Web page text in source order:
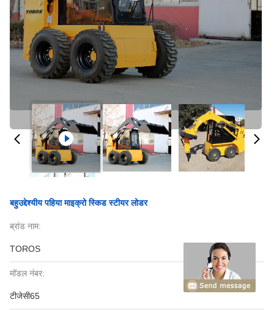
बहुउद्देश्यीय पहिया माइक्रो स्किड स्टीयर लोडर
ब्रांड नाम:
TOROS
मॉडल नंबर:
टीजेसी65